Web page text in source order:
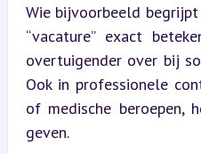
Wie bijvoorbeeld begrijpt
“vacature” exact
overtuigender over bij
Ook in professionele
of medische beroepen,
geven.